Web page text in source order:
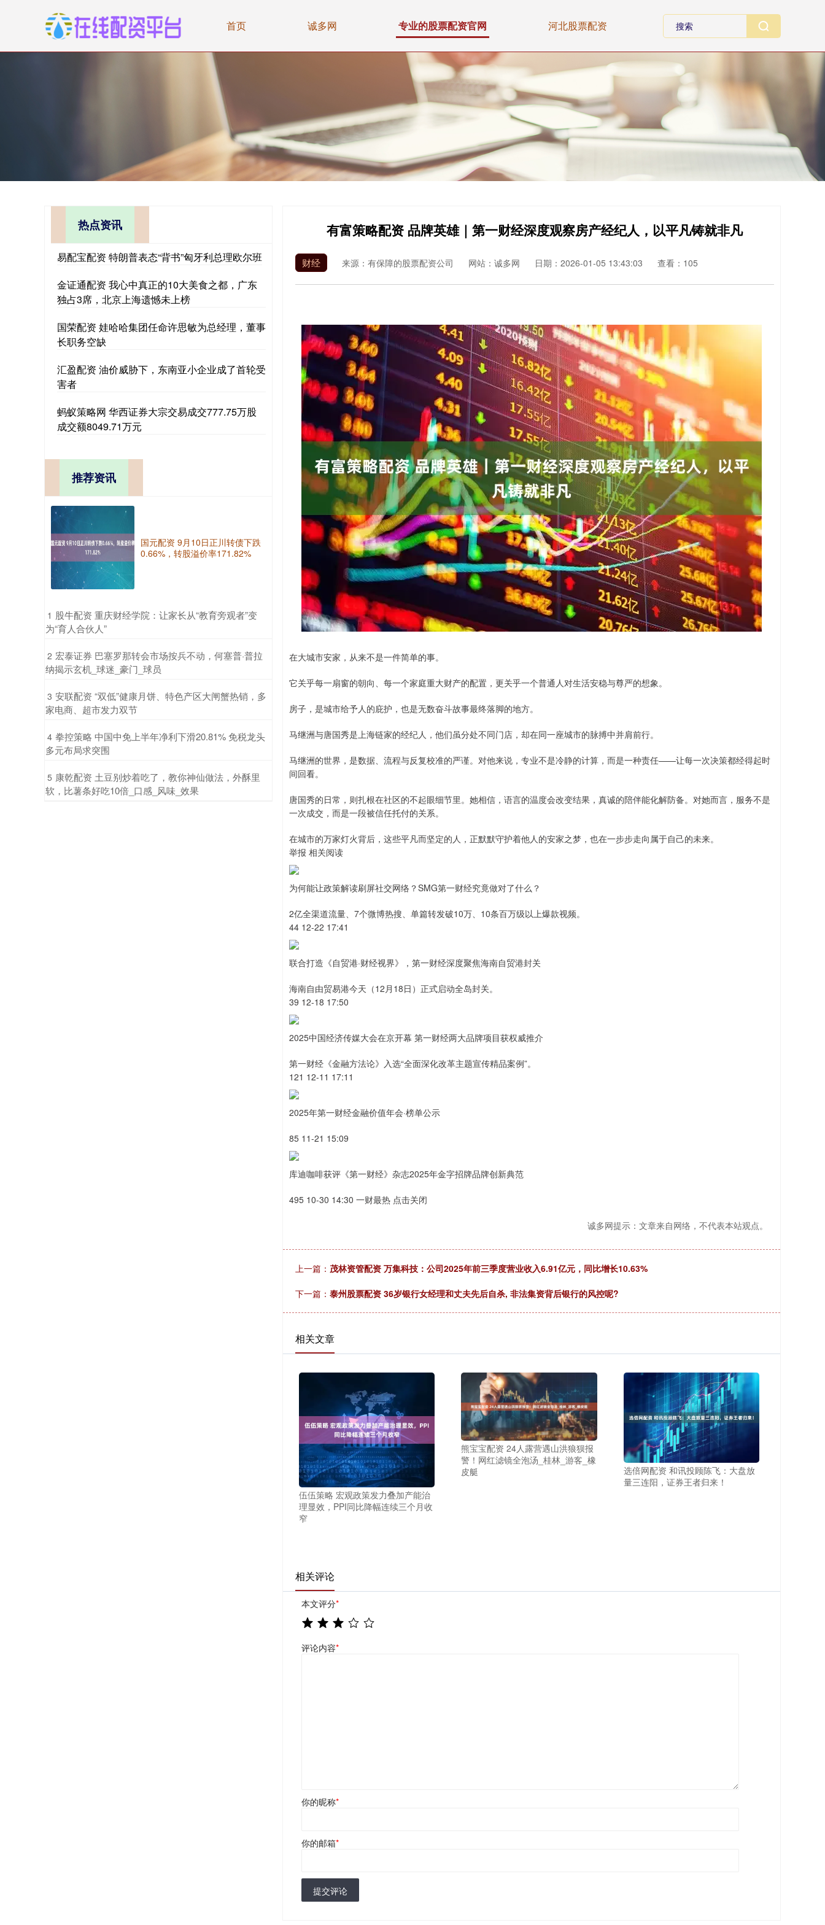
首页 诚多网 专业的股票配资官网 河北股票配资
有富策略配资 品牌英雄｜第一财经深度观察房产经纪人，以平凡铸就非凡
财经 来源：有保障的股票配资公司 网站：诚多网 日期：2026-01-05 13:43:03 查看：105
在大城市安家，从来不是一件简单的事。
它关乎每一扇窗的朝向、每一个家庭重大财产的配置，更关乎一个普通人对生活安稳与尊严的想象。
房子，是城市给予人的庇护，也是无数奋斗故事最终落脚的地方。
马继洲与唐国秀是上海链家的经纪人，他们虽分处不同门店，却在同一座城市的脉搏中并肩前行。
马继洲的世界，是数据、流程与反复校准的严谨。对他来说，专业不是冷静的计算，而是一种责任——让每一次决策都经得起时
间回看。
唐国秀的日常，则扎根在社区的不起眼细节里。她相信，语言的温度会改变结果，真诚的陪伴能化解防备。对她而言，服务不是
一次成交，而是一段被信任托付的关系。
在城市的万家灯火背后，这些平凡而坚定的人，正默默守护着他人的安家之梦，也在一步步走向属于自己的未来。
举报 相关阅读
为何能让政策解读刷屏社交网络？SMG第一财经究竟做对了什么？
2亿全渠道流量、7个微博热搜、单篇转发破10万、10条百万级以上爆款视频。
44 12-22 17:41
联合打造《自贸港·财经视界》，第一财经深度聚焦海南自贸港封关
海南自由贸易港今天（12月18日）正式启动全岛封关。
39 12-18 17:50
2025中国经济传媒大会在京开幕 第一财经两大品牌项目获权威推介
第一财经《金融方法论》入选“全面深化改革主题宣传精品案例”。
121 12-11 17:11
2025年第一财经金融价值年会·榜单公示
85 11-21 15:09
库迪咖啡获评《第一财经》杂志2025年金字招牌品牌创新典范
495 10-30 14:30 一财最热 点击关闭
诚多网提示：文章来自网络，不代表本站观点。
上一篇： 茂林资管配资 万集科技：公司2025年前三季度营业收入6.91亿元，同比增长10.63%
下一篇： 泰州股票配资 36岁银行女经理和丈夫先后自杀, 非法集资背后银行的风控呢?
相关文章
伍伍策略 宏观政策发力叠加产能治
理显效，PPI同比降幅连续三个月收
窄
熊宝宝配资 24人露营遇山洪狼狈报
警！网红滤镜全泡汤_桂林_游客_橡
皮艇
选倍网配资 和讯投顾陈飞：大盘放
量三连阳，证券王者归来！
相关评论
本文评分*
评论内容*
你的昵称*
你的邮箱*
提交评论
热点资讯
易配宝配资 特朗普表态“背书”匈牙利总理欧尔班
金证通配资 我心中真正的10大美食之都，广东
独占3席，北京上海遗憾未上榜
国荣配资 娃哈哈集团任命许思敏为总经理，董事
长职务空缺
汇盈配资 油价威胁下，东南亚小企业成了首轮受
害者
蚂蚁策略网 华西证券大宗交易成交777.75万股
成交额8049.71万元
推荐资讯
国元配资 9月10日正川转债下跌
0.66%，转股溢价率171.82%
1 ​股牛配资 重庆财经学院：让家长从“教育旁观者”变
为“育人合伙人”
2 ​宏泰证券 巴塞罗那转会市场按兵不动，何塞普·普拉
纳揭示玄机_球迷_豪门_球员
3 ​安联配资 “双低”健康月饼、特色产区大闸蟹热销，多
家电商、超市发力双节
4 ​拳控策略 中国中免上半年净利下滑20.81% 免税龙头
多元布局求突围
5 ​康乾配资 土豆别炒着吃了，教你神仙做法，外酥里
软，比薯条好吃10倍_口感_风味_效果